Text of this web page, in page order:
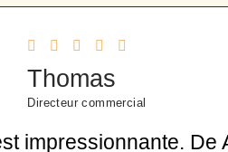
Thomas
Directeur commercial
impressionnante. De